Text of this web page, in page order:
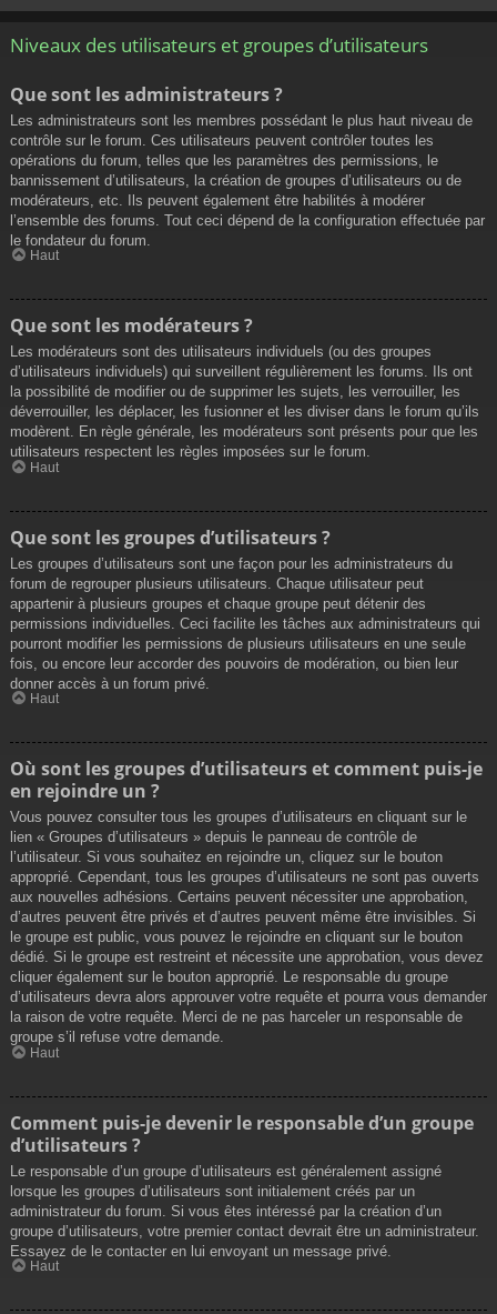
Niveaux des utilisateurs et groupes d’utilisateurs
Que sont les administrateurs ?
Les administrateurs sont les membres possédant le plus haut niveau de
contrôle sur le forum. Ces utilisateurs peuvent contrôler toutes les
opérations du forum, telles que les paramètres des permissions, le
bannissement d’utilisateurs, la création de groupes d’utilisateurs ou de
modérateurs, etc. Ils peuvent également être habilités à modérer
l’ensemble des forums. Tout ceci dépend de la configuration effectuée par
le fondateur du forum.
Haut
Que sont les modérateurs ?
Les modérateurs sont des utilisateurs individuels (ou des groupes
d’utilisateurs individuels) qui surveillent régulièrement les forums. Ils ont
la possibilité de modifier ou de supprimer les sujets, les verrouiller, les
déverrouiller, les déplacer, les fusionner et les diviser dans le forum qu’ils
modèrent. En règle générale, les modérateurs sont présents pour que les
utilisateurs respectent les règles imposées sur le forum.
Haut
Que sont les groupes d’utilisateurs ?
Les groupes d’utilisateurs sont une façon pour les administrateurs du
forum de regrouper plusieurs utilisateurs. Chaque utilisateur peut
appartenir à plusieurs groupes et chaque groupe peut détenir des
permissions individuelles. Ceci facilite les tâches aux administrateurs qui
pourront modifier les permissions de plusieurs utilisateurs en une seule
fois, ou encore leur accorder des pouvoirs de modération, ou bien leur
donner accès à un forum privé.
Haut
Où sont les groupes d’utilisateurs et comment puis-je
en rejoindre un ?
Vous pouvez consulter tous les groupes d’utilisateurs en cliquant sur le
lien « Groupes d’utilisateurs » depuis le panneau de contrôle de
l’utilisateur. Si vous souhaitez en rejoindre un, cliquez sur le bouton
approprié. Cependant, tous les groupes d’utilisateurs ne sont pas ouverts
aux nouvelles adhésions. Certains peuvent nécessiter une approbation,
d’autres peuvent être privés et d’autres peuvent même être invisibles. Si
le groupe est public, vous pouvez le rejoindre en cliquant sur le bouton
dédié. Si le groupe est restreint et nécessite une approbation, vous devez
cliquer également sur le bouton approprié. Le responsable du groupe
d’utilisateurs devra alors approuver votre requête et pourra vous demander
la raison de votre requête. Merci de ne pas harceler un responsable de
groupe s’il refuse votre demande.
Haut
Comment puis-je devenir le responsable d’un groupe
d’utilisateurs ?
Le responsable d’un groupe d’utilisateurs est généralement assigné
lorsque les groupes d’utilisateurs sont initialement créés par un
administrateur du forum. Si vous êtes intéressé par la création d’un
groupe d’utilisateurs, votre premier contact devrait être un administrateur.
Essayez de le contacter en lui envoyant un message privé.
Haut